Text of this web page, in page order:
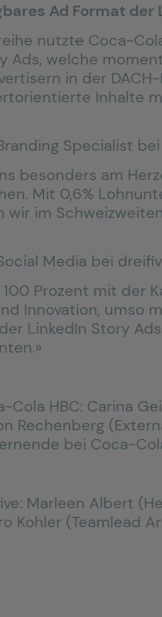
Ad Format
nutzteCoca-
Ads, welche
in der
Inhalte
Specialist
besonders am
Mit 0,6%
im
Media bei
Prozent mit der
Innovation, umso
LinkedIn Story
HBC: Carina
Rechenberg
bei Coca-
Marleen Albert
Kohler (Teamlead